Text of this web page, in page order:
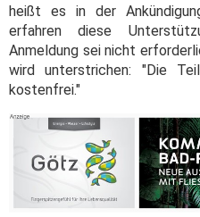
heißt es in der
erfahren diese
Anmeldung sei nicht
wird unterstrichen: "Die
kostenfrei."